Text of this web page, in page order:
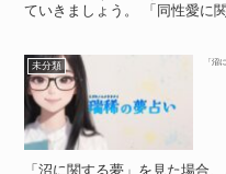
ていきましょう。 「同性愛に
未分類 「沼
「沼に関する夢」を見た場合